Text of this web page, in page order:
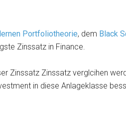
Portfoliotheorie, dem Black
Zinssatz in Finance.
Zinssatz Zinssatz verglcihen
in diese Anlageklasse